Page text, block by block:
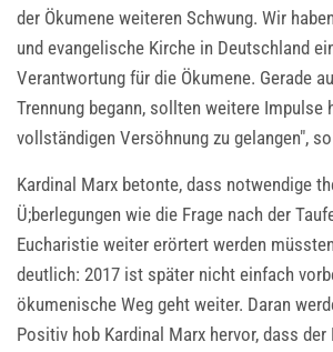
der Ökumene weiteren Schwung. Wir
und evangelische Kirche in Deutschland
Verantwortung für die Ökumene. Gerade
Trennung begann, sollten weitere Impulse
vollständigen Versöhnung zu gelangen",
Kardinal Marx betonte, dass notwendige
Ü;berlegungen wie die Frage nach der
Eucharistie weiter erörtert werden
deutlich: 2017 ist später nicht einfach
ökumenische Weg geht weiter. Daran
Positiv hob Kardinal Marx hervor, dass der